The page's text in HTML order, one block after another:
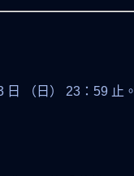
日 （日） 23：59 止。